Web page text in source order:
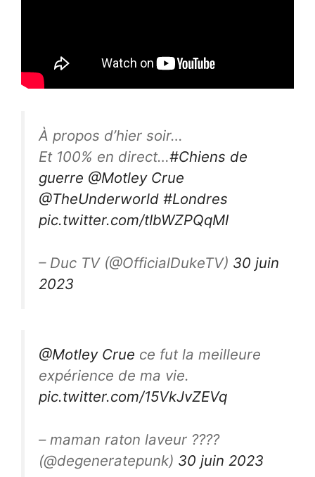
À propos d’hier soir…
Et 100% en direct…#Chiens de
guerre @Motley Crue
@TheUnderworld #Londres
pic.twitter.com/tIbWZPQqMI
– Duc TV (@OfficialDukeTV) 30 juin
2023
@Motley Crue ce fut la meilleure
expérience de ma vie.
pic.twitter.com/15VkJvZEVq
– maman raton laveur ????
(@degeneratepunk) 30 juin 2023